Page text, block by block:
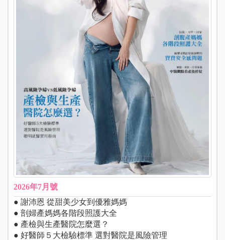
2026年7月號
● 謝沛恩 從甜美少女到優雅媽媽
● 剖婦產媽媽各階段照護大全
● 產檢與生產醫院怎麼選？
● 好醫師５大檢驗標準 選對醫院是風險管理